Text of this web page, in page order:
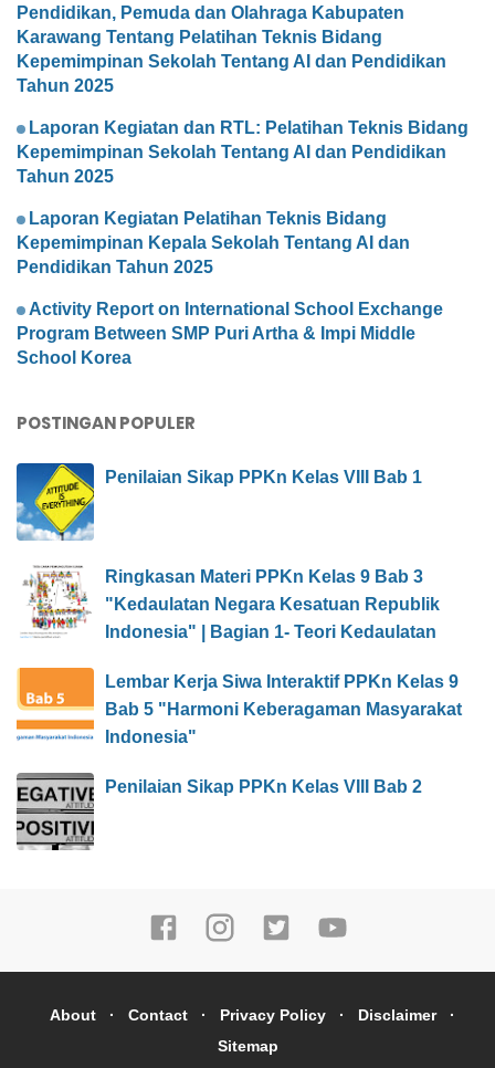
Pendidikan, Pemuda dan Olahraga Kabupaten
Karawang Tentang Pelatihan Teknis Bidang
Kepemimpinan Sekolah Tentang AI dan Pendidikan
Tahun 2025
Laporan Kegiatan dan RTL: Pelatihan Teknis Bidang
Kepemimpinan Sekolah Tentang AI dan Pendidikan
Tahun 2025
Laporan Kegiatan Pelatihan Teknis Bidang
Kepemimpinan Kepala Sekolah Tentang AI dan
Pendidikan Tahun 2025
Activity Report on International School Exchange
Program Between SMP Puri Artha & Impi Middle
School Korea
POSTINGAN POPULER
Penilaian Sikap PPKn Kelas VIII Bab 1
Ringkasan Materi PPKn Kelas 9 Bab 3
"Kedaulatan Negara Kesatuan Republik
Indonesia" | Bagian 1- Teori Kedaulatan
Lembar Kerja Siwa Interaktif PPKn Kelas 9
Bab 5 "Harmoni Keberagaman Masyarakat
Indonesia"
Penilaian Sikap PPKn Kelas VIII Bab 2
About Contact Privacy Policy
Disclaimer
Sitemap